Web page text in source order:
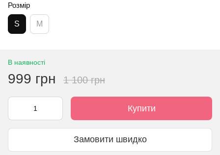
Розмір
S M
В наявності
999 грн 1 100 грн
Купити
Замовити швидко